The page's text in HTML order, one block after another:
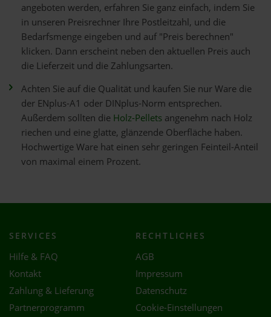
angeboten werden, erfahren Sie ganz einfach, indem Sie
in unseren Preisrechner Ihre Postleitzahl, und die
Bedarfsmenge eingeben und auf "Preis berechnen"
klicken. Dann erscheint neben den aktuellen Preis auch
die Lieferzeit und die Zahlungsarten.
Achten Sie auf die Qualität und kaufen Sie nur Ware die
der ENplus-A1 oder DINplus-Norm entsprechen.
Außerdem sollten die Holz-Pellets angenehm nach Holz
riechen und eine glatte, glänzende Oberfläche haben.
Hochwertige Ware hat einen sehr geringen Feinteil-Anteil
von maximal einem Prozent.
SERVICES
Hilfe & FAQ
Kontakt
Zahlung & Lieferung
Partnerprogramm
RECHTLICHES
AGB
Impressum
Datenschutz
Cookie-Einstellungen